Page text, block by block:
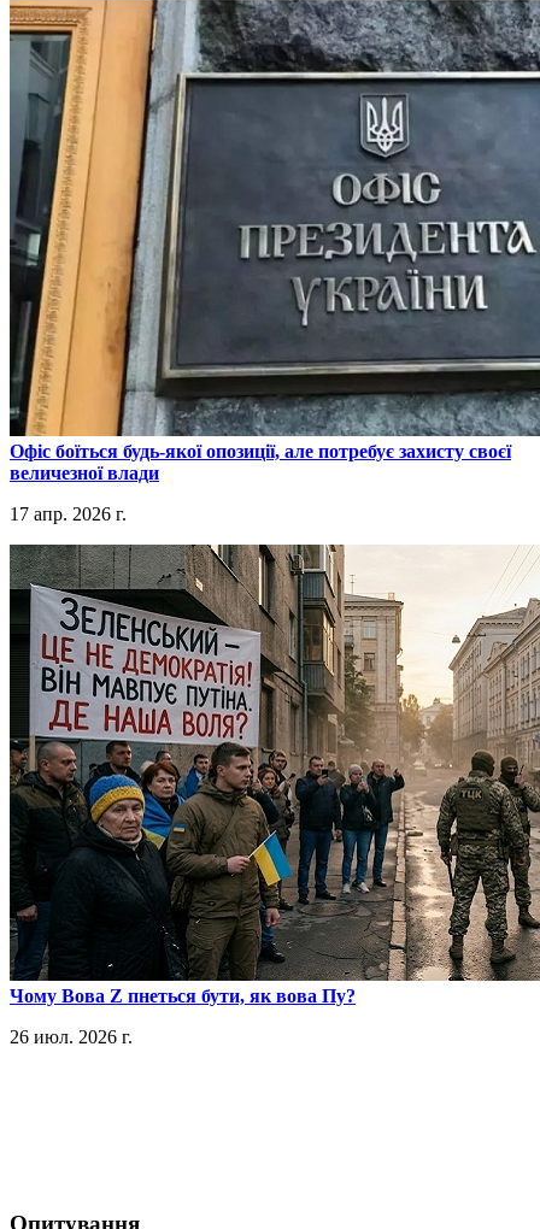
​Офіс боїться будь-якої опозиції, але потребує захисту своєї
величезної влади
17 апр. 2026 г.
​Чому Вова Z пнеться бути, як вова Пу?
26 июл. 2026 г.
Опитування